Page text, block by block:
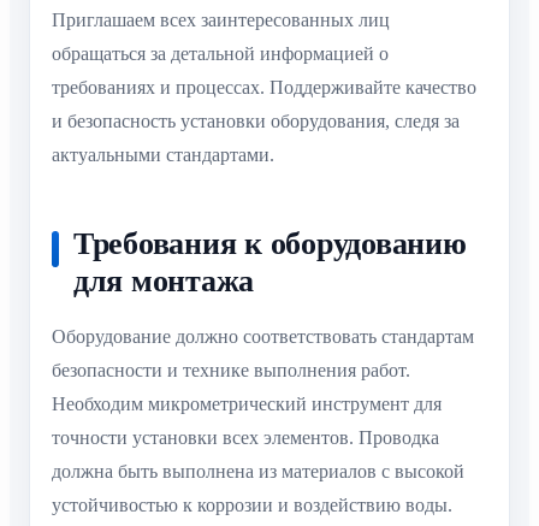
Приглашаем всех заинтересованных лиц
обращаться за детальной информацией о
требованиях и процессах. Поддерживайте качество
и безопасность установки оборудования, следя за
актуальными стандартами.
Требования к оборудованию
для монтажа
Оборудование должно соответствовать стандартам
безопасности и технике выполнения работ.
Необходим микрометрический инструмент для
точности установки всех элементов. Проводка
должна быть выполнена из материалов с высокой
устойчивостью к коррозии и воздействию воды.